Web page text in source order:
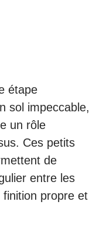
étape
sol impeccable,
un rôle
Ces petits
de
entre les
propre et